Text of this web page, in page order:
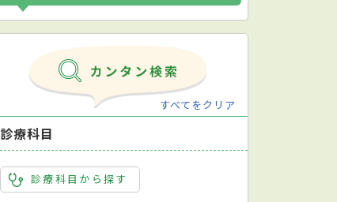
すべてをクリア
診療科目
診療科目から探す